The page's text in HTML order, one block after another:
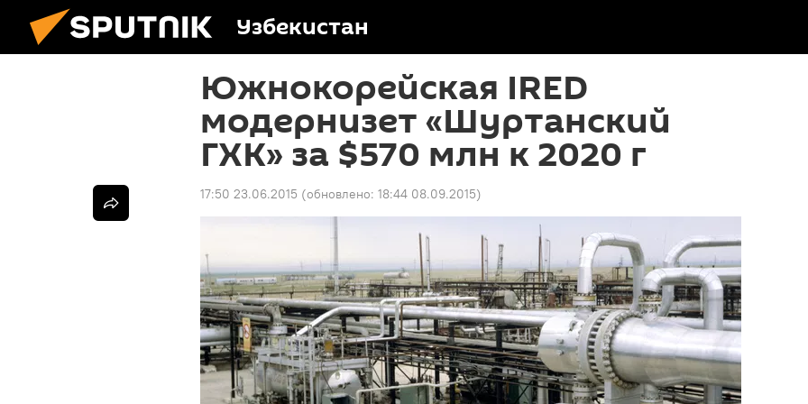
Узбекистан
Южнокорейская IRED
модернизeт «Шуртанский
ГХК» за $570 млн к 2020 г
17:50 23.06.2015 (обновлено: 18:44 08.09.2015)